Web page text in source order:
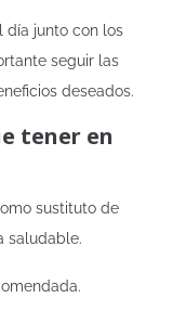
día junto con los
seguir las
deseados.
tener en
sustituto de
saludable.